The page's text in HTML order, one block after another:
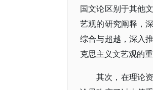
国文论区别于其他
艺观的研究阐释，
综合与超越，深入
克思主义文艺观的
其次，在理论